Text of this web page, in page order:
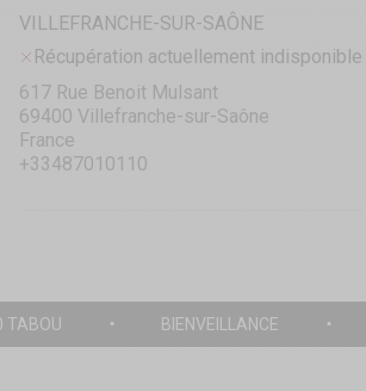
VILLEFRANCHE-SUR-SAÔNE
Récupération actuellement indisponible
617 Rue Benoit Mulsant
69400 Villefranche-sur-Saône
France
+33487010110
TABOU BIENVEILLANCE